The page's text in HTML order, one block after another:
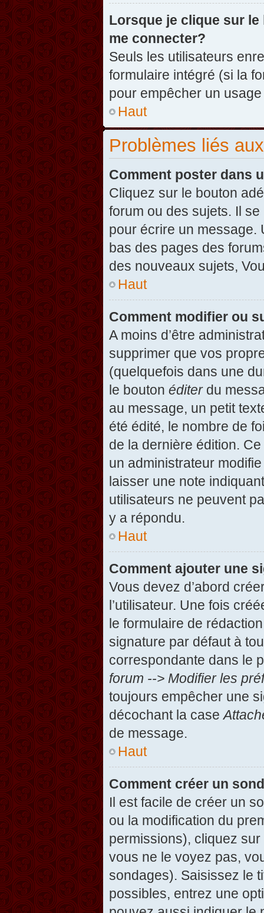
Lorsque je clique sur
me connecter?
Seuls les utilisateurs
formulaire intégré (si la
pour empêcher un
Haut
Problèmes liés
Comment poster dans
Cliquez sur le bouton
forum ou des sujets. Il
pour écrire un message.
bas des pages des
des nouveaux sujets,
Haut
Comment modifier ou
A moins d’être
supprimer que vos
(quelquefois dans une
le bouton éditerdu
au message, un petit
été édité, le nombre de
de la dernière édition.
un administrateur
laisser une note
utilisateurs ne peuvent
y a répondu.
Haut
Comment ajouter une
Vous devez d’abord
l’utilisateur. Une fois
le formulaire de
signature par défaut à
correspondante dans le
forum --> Modifier les
toujours empêcher une
décochant la case
de message.
Haut
Comment créer un
Il est facile de créer un
ou la modification du
permissions), cliquez sur
vous ne le voyez pas,
sondages). Saisissez le
possibles, entrez une